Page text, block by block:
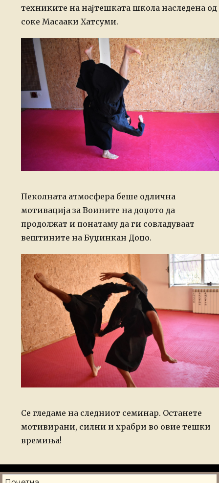
техниките на најтешката школа наследена од
соке Масааки Хатсуми.
Пеколната атмосфера беше одлична
мотивација за Воините на доџото да
продолжат и понатаму да ги совладуваат
вештините на Буџинкан Доџо.
Се гледаме на следниот семинар. Останете
мотивирани, силни и храбри во овие тешки
времиња!